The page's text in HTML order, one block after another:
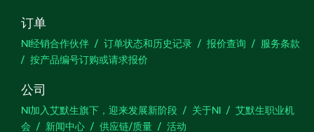
订单
NI经销合作伙伴 订单状态和历史记录 报价查询
服务条款
按产品编号订购或请求报价
公司
NI加入艾默生旗下，迎来发展新阶段 关于NI
艾默生职业机
会
新闻中心 供应链/质量 活动